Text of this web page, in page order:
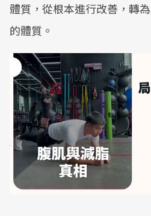
體質，從根本進行改善，轉
的體質。